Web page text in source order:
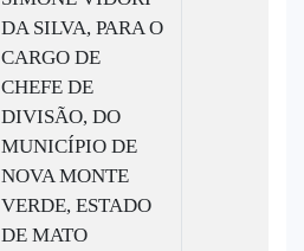
DA SILVA, PARA O
CARGO DE
CHEFE DE
DIVISÃO, DO
MUNICÍPIO DE
NOVA MONTE
VERDE, ESTADO
DE MATO